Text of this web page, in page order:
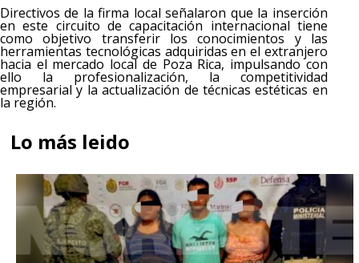
​Directivos de la firma local señalaron que la inserción
en este circuito de capacitación internacional tiene
como objetivo transferir los conocimientos y las
herramientas tecnológicas adquiridas en el extranjero
hacia el mercado local de Poza Rica, impulsando con
ello la profesionalización, la competitividad
empresarial y la actualización de técnicas estéticas en
la región.
Lo más leido